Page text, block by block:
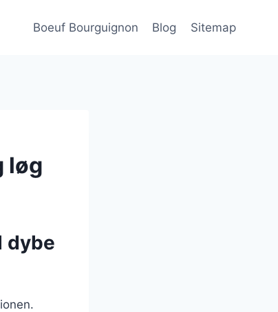
Boeuf Bourguignon Blog Sitemap
løg
dybe